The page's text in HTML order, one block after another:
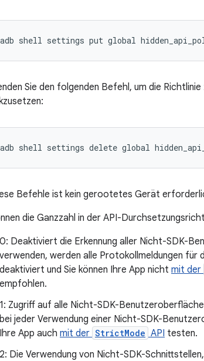
Sie den folgenden Befehl, um die
Befehle ist kein gerootetes Gerät
die Ganzzahl in der API-
0: Deaktiviert die Erkennung aller Nicht-SDK-
verwenden, werden alle Protokollmeldungen
deaktiviert und Sie können Ihre App nicht mit der
empfohlen.
1: Zugriff auf alle Nicht-SDK-
bei jeder Verwendung einer Nicht-SDK-
Ihre App auch mit der StrictMode API testen.
2: Die Verwendung von Nicht-SDK-